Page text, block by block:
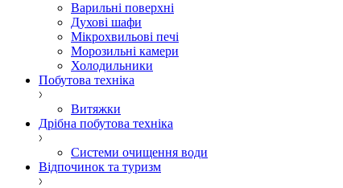
Варильні поверхні
Духові шафи
Мікрохвильові печі
Морозильні камери
Холодильники
Побутова техніка
Витяжки
Дрібна побутова техніка
Системи очищення води
Відпочинок та туризм